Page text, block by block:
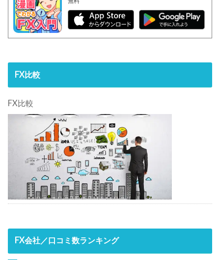
FX比較
FX比較
FX会社／口コミ数ランキング